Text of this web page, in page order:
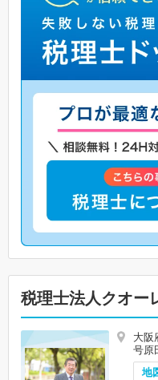
税理士法人クオー
大阪
号原
地